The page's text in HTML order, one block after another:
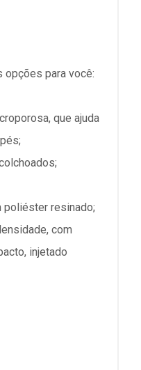
opções para você:
que ajuda
poliéster resinado;
com
injetado